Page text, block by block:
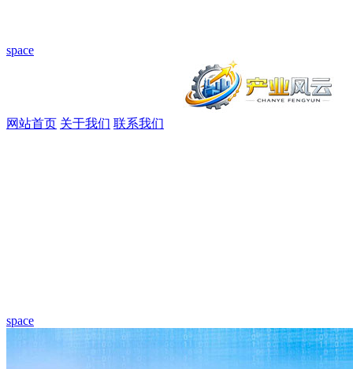
space
网站首页 关于我们 联系我们
space